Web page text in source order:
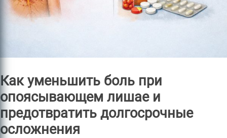
Как уменьшить боль при
опоясывающем лишае и
предотвратить долгосрочные
осложнения